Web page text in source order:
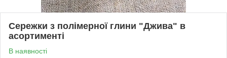
Сережки з полімерної глини "Джива" в
асортименті
В наявності